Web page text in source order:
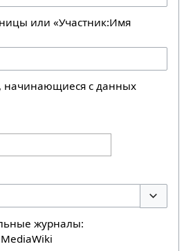
или «Участник:Имя
начинающиеся с данных
журналы: